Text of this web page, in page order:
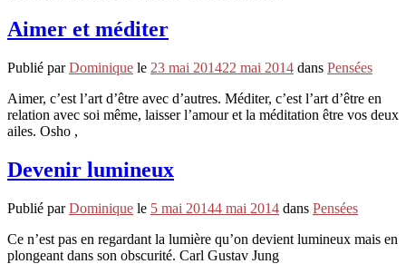
Aimer et méditer
Publié parDominique le 23 mai 201422 mai 2014 dans Pensées
Aimer, c’est l’art d’être avec d’autres. Méditer, c’est l’art d’être en
relation avec soi même, laisser l’amour et la méditation être vos deux
ailes. Osho ,
Devenir lumineux
Publié parDominique le 5 mai 20144 mai 2014 dans Pensées
Ce n’est pas en regardant la lumière qu’on devient lumineux mais en
plongeant dans son obscurité. Carl Gustav Jung